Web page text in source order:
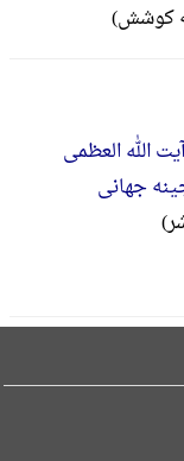
کوشش)
الله العظمی
جهانی